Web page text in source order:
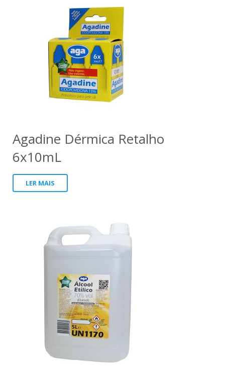
Agadine Dérmica Retalho
6x10mL
LER MAIS